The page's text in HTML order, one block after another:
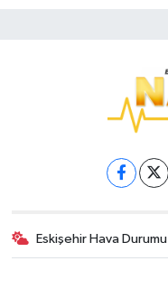
Eskişehir Hava Durumu